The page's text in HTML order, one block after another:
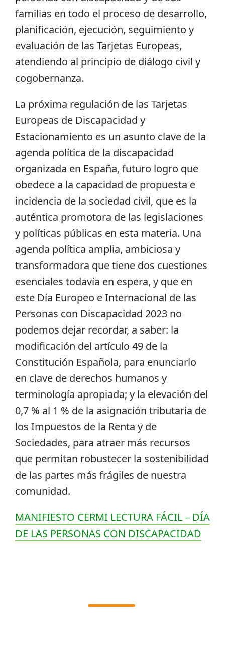
familias en todo el proceso de desarrollo,
planificación, ejecución, seguimiento y
evaluación de las Tarjetas Europeas,
atendiendo al principio de diálogo civil y
cogobernanza.
La próxima regulación de las Tarjetas
Europeas de Discapacidad y
Estacionamiento es un asunto clave de la
agenda política de la discapacidad
organizada en España, futuro logro que
obedece a la capacidad de propuesta e
incidencia de la sociedad civil, que es la
auténtica promotora de las legislaciones
y políticas públicas en esta materia. Una
agenda política amplia, ambiciosa y
transformadora que tiene dos cuestiones
esenciales todavía en espera, y que en
este Día Europeo e Internacional de las
Personas con Discapacidad 2023 no
podemos dejar recordar, a saber: la
modificación del artículo 49 de la
Constitución Española, para enunciarlo
en clave de derechos humanos y
terminología apropiada; y la elevación del
0,7 % al 1 % de la asignación tributaria de
los Impuestos de la Renta y de
Sociedades, para atraer más recursos
que permitan robustecer la sostenibilidad
de las partes más frágiles de nuestra
comunidad.
MANIFIESTO CERMI LECTURA FÁCIL – DÍA
DE LAS PERSONAS CON DISCAPACIDAD